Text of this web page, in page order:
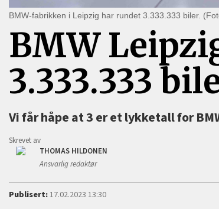
BMW-fabrikken i Leipzig har rundet 3.333.333 biler.
BMW
3.333.333
Vi får håpe at 3 er et lykketall for
Skrevet av
THOMAS HILDONEN
Ansvarlig redaktør
Publisert:17.02.2023 13:30